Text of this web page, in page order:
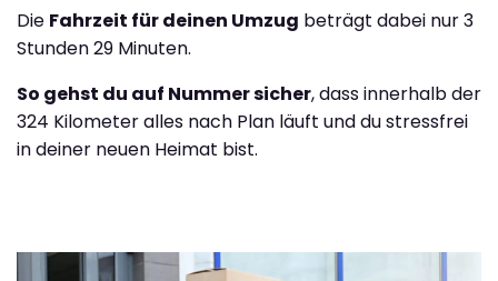
Die Fahrzeit für deinen Umzug beträgt dabei nur 3
Stunden 29 Minuten.
So gehst du auf Nummer sicher, dass innerhalb der
324 Kilometer alles nach Plan läuft und du stressfrei
in deiner neuen Heimat bist.